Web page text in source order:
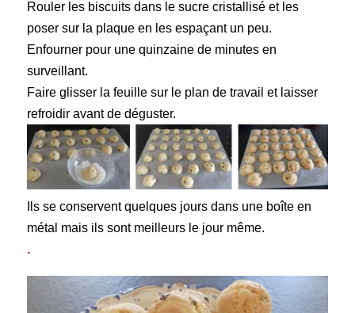
Rouler les biscuits dans le sucre cristallisé et les
poser sur la plaque en les espaçant un peu.
Enfourner pour une quinzaine de minutes en
surveillant.
Faire glisser la feuille sur le plan de travail et laisser
refroidir avant de déguster.
Ils se conservent quelques jours dans une boîte en
métal mais ils sont meilleurs le jour même.
.